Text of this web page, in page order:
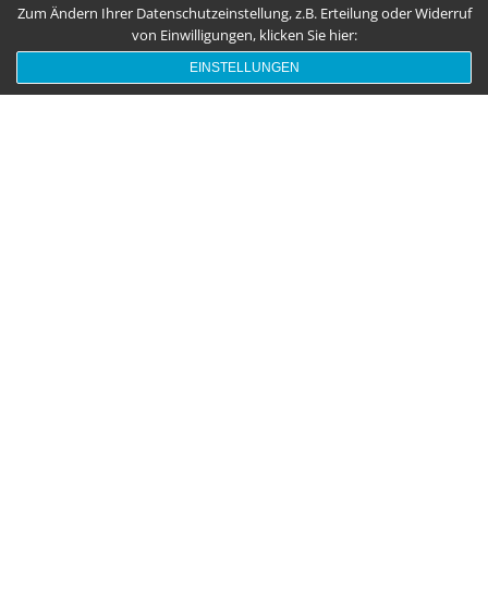
Zum Ändern Ihrer Datenschutzeinstellung, z.B. Erteilung oder Widerruf
von Einwilligungen, klicken Sie hier:
EINSTELLUNGEN